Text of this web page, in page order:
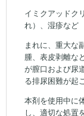
イミクアッドク
れ）、湿疹など
まれに、重大な
腫、表皮剥離な
が膣口および尿
る排尿困難が起
本剤を使用中に
し、適切な処置